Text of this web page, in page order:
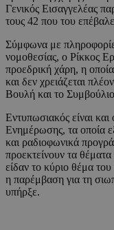
Γενικός Εισαγγελέας
τους 42 που του
Σύμφωνα με
νομοθεσίας, ο Ρίκκος
προεδρική χάρη, η
και δεν χρειάζεται
Βουλή και το
Εντυπωσιακός είναι
Ενημέρωσης, τα οποία
και ραδιοφωνικά
προεκτείνουν τα
είδαν το κύριο θέμα
η παρέμβαση για τη
υπήρξε.